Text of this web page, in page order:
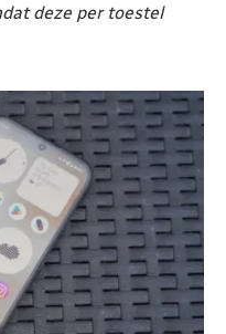
deze per toestel